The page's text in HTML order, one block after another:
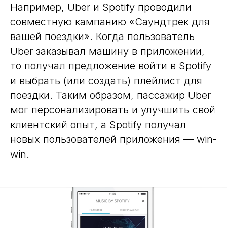
Например, Uber и Spotify проводили
совместную кампанию «Саундтрек для
вашей поездки». Когда пользователь
Uber заказывал машину в приложении,
то получал предложение войти в Spotify
и выбрать (или создать) плейлист для
поездки. Таким образом, пассажир Uber
мог персонализировать и улучшить свой
клиентский опыт, а Spotify получал
новых пользователей приложения — win-
win.